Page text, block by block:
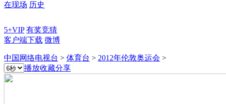
在现场 历史
5+VIP 有奖竞猜
客户端下载 微博
中国网络电视台 > 体育台 > 2012年伦敦奥运会 >
播放收藏分享